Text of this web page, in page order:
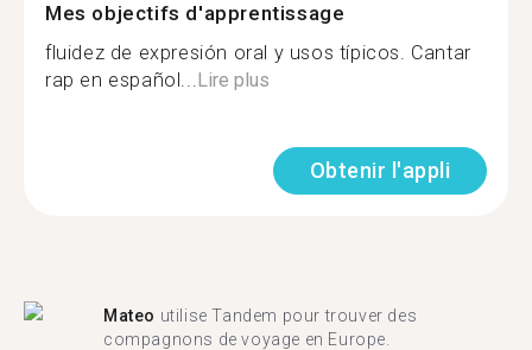
Mes objectifs d'apprentissage
fluidez de expresión oral y usos típicos. Cantar
rap en español...Lire plus
Obtenir l'appli
Mateo utilise Tandem pour trouver des
compagnons de voyage en Europe.